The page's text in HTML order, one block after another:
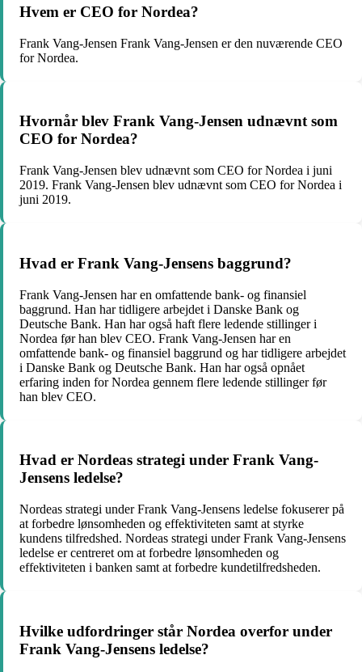
Hvem er CEO for Nordea?
Frank Vang-Jensen Frank Vang-Jensen er den nuværende CEO
for Nordea.
Hvornår blev Frank Vang-Jensen udnævnt som
CEO for Nordea?
Frank Vang-Jensen blev udnævnt som CEO for Nordea i juni
2019. Frank Vang-Jensen blev udnævnt som CEO for Nordea i
juni 2019.
Hvad er Frank Vang-Jensens baggrund?
Frank Vang-Jensen har en omfattende bank- og finansiel
baggrund. Han har tidligere arbejdet i Danske Bank og
Deutsche Bank. Han har også haft flere ledende stillinger i
Nordea før han blev CEO. Frank Vang-Jensen har en
omfattende bank- og finansiel baggrund og har tidligere arbejdet
i Danske Bank og Deutsche Bank. Han har også opnået
erfaring inden for Nordea gennem flere ledende stillinger før
han blev CEO.
Hvad er Nordeas strategi under Frank Vang-
Jensens ledelse?
Nordeas strategi under Frank Vang-Jensens ledelse fokuserer på
at forbedre lønsomheden og effektiviteten samt at styrke
kundens tilfredshed. Nordeas strategi under Frank Vang-Jensens
ledelse er centreret om at forbedre lønsomheden og
effektiviteten i banken samt at forbedre kundetilfredsheden.
Hvilke udfordringer står Nordea overfor under
Frank Vang-Jensens ledelse?